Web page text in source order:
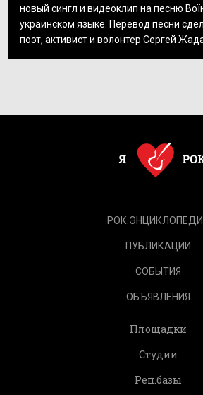
новый сингл и видеоклип на песню
украинском языке. Перевод песни
поэт, активист и волонтер Сергей
ПУБЛИКАЦИИ
СОБЫТИЯ
ОБЪЯВЛЕНИЯ
Площадки
Студии
Реп.базы